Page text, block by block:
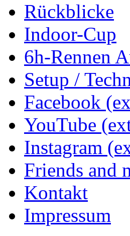
Rückblicke
Indoor-Cup
6h-Rennen
Setup /
Facebook
YouTube
Instagram
Friends and
Kontakt
Impressum